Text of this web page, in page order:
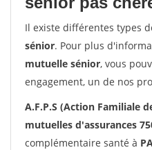
Il existe différentes types
sénior. Pour plus
mutuelle sénior, vous
engagement, un de nos
A.F.P.S (Action Familiale
mutuelles d'assurances
complémentaire santé à